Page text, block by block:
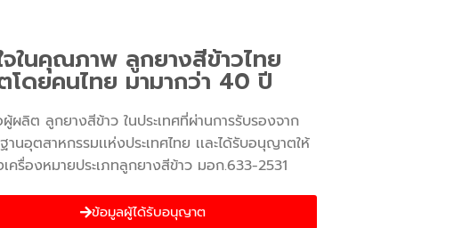
จในคุณภาพ ลูกยางสีข้าวไทย
โดยคนไทย มามากว่า 40 ปี
ผู้ผลิต ลูกยางสีข้าว ในประเทศที่ผ่านการรับรองจาก
านอุตสาหกรรมเเห่งประเทศไทย เเละได้รับอนุญาตให้
เครื่องหมายประเภทลูกยางสีข้าว มอก.633-2531
ข้อมูลผู้ได้รับอนุญาต